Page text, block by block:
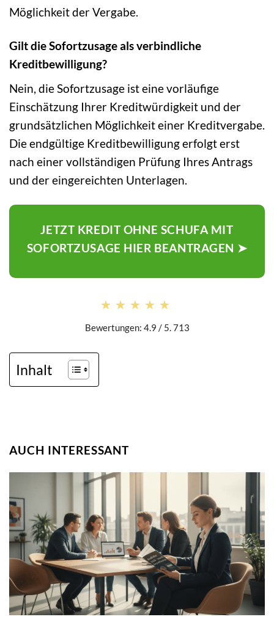
Möglichkeit der Vergabe.
Gilt die Sofortzusage als verbindliche
Kreditbewilligung?
Nein, die Sofortzusage ist eine vorläufige
Einschätzung Ihrer Kreditwürdigkeit und der
grundsätzlichen Möglichkeit einer Kreditvergabe.
Die endgültige Kreditbewilligung erfolgt erst
nach einer vollständigen Prüfung Ihres Antrags
und der eingereichten Unterlagen.
JETZT KREDIT OHNE SCHUFA MIT
SOFORTZUSAGE HIER BEANTRAGEN ➤
★★★★★
★★★★★
Bewertungen: 4.9 / 5. 713
Inhalt
AUCH INTERESSANT